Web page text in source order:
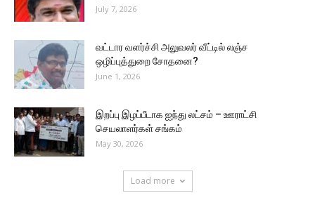
July 7, 2026
வட்டார வளர்ச்சி அலுவலர் வீட்டில் லஞ்ச
ஒழிப்புத்துறை சோதனை?
June 1, 2026
இறப்பு இழப்பீடாக ஐந்து லட்சம் – ஊராட்சி
செயலாளர்கள் சங்கம்
May 30, 2026
Load more